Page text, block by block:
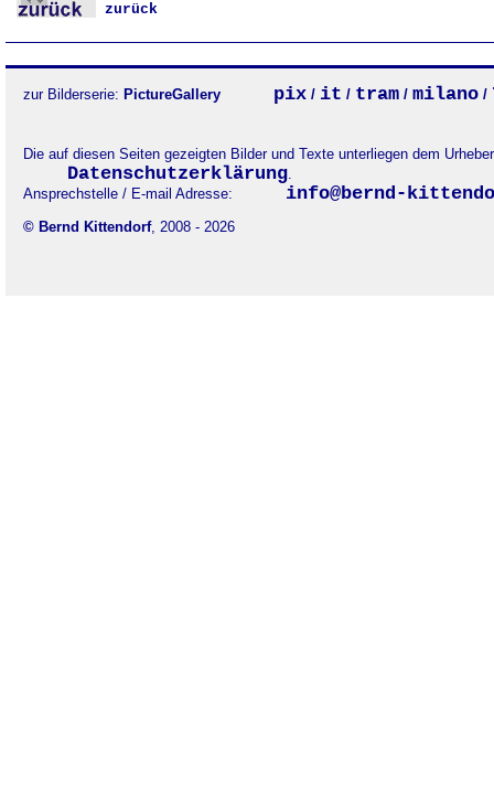
zurück
zur Bilderserie: PictureGallery pix / it / tram / milano /
Die auf diesen Seiten gezeigten Bilder und Texte unterliegen dem
Datenschutzerklärung.
Ansprechstelle / E-mail Adresse:
info@bernd-
© Bernd Kittendorf, 2008 - 2026